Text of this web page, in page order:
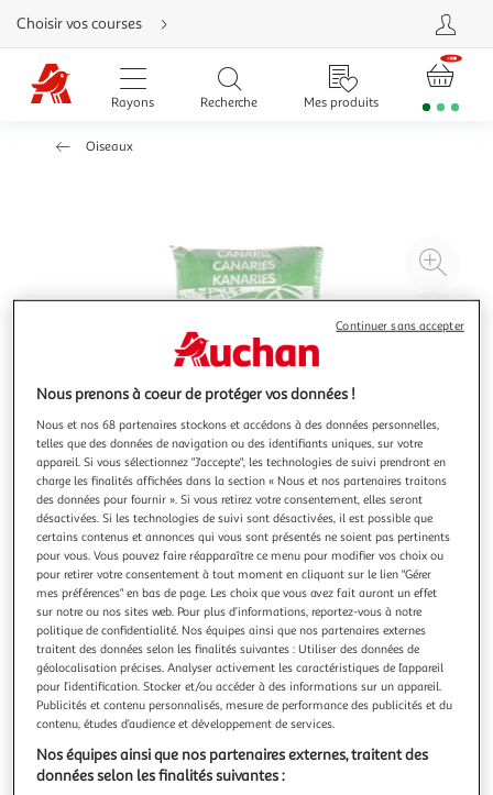
Aller
directement
au
contenu
Aller
directement
Aller
d'aide
Choisir vos courses
Rayons Recherche Mes produits
Oiseaux
à
Mélange de graines pour canaris
1kg
Vous voulez connaître le prix de ce produit ?
Afficher le prix
Nous prenons à coeur de protéger vos données !
Nous et nos 68 partenaires stockons et accédons à des données personnelles,
telles que des données de navigation ou des identifiants uniques, sur votre
appareil. Si vous sélectionnez "J'accepte", les technologies de suivi prendront en
charge les finalités affichées dans la section « Nous et nos partenaires traitons
des données pour fournir ». Si vous retirez votre consentement, elles seront
désactivées. Si les technologies de suivi sont désactivées, il est possible que
certains contenus et annonces qui vous sont présentés ne soient pas pertinents
pour vous. Vous pouvez faire réapparaître ce menu pour modifier vos choix ou
pour retirer votre consentement à tout moment en cliquant sur le lien "Gérer
mes préférences" en bas de page. Les choix que vous avez fait auront un effet
sur notre ou nos sites web. Pour plus d’informations, reportez-vous à notre
politique de confidentialité. Nos équipes ainsi que nos partenaires externes
traitent des données selon les finalités suivantes : Utiliser des données de
géolocalisation précises. Analyser activement les caractéristiques de l’appareil
pour l’identification. Stocker et/ou accéder à des informations sur un appareil.
Publicités et contenu personnalisés, mesure de performance des publicités et du
contenu, études d’audience et développement de services.
Nos équipes ainsi que nos partenaires externes, traitent des
données selon les finalités suivantes :
Continuer sans accepter